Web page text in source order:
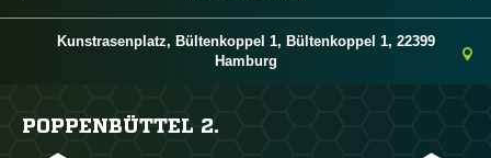
Kunstrasenplatz, Bültenkoppel 1, Bültenkoppel 1, 22399
Hamburg
POPPENBÜTTEL 2.